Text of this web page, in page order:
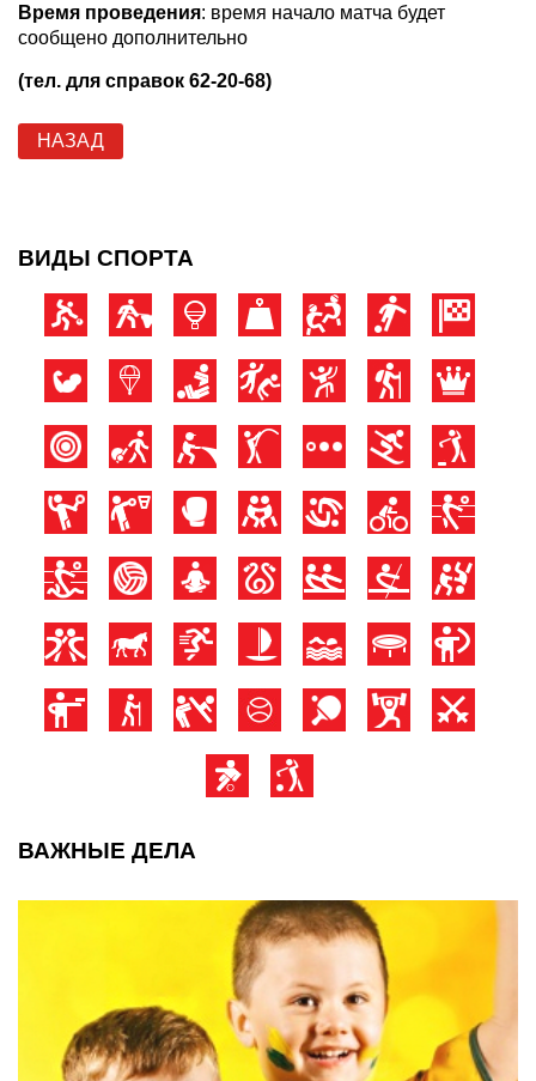
Время проведения: время начало матча будет
сообщено дополнительно
(тел. для справок 62-20-68)
НАЗАД
ВИДЫ СПОРТА
ВАЖНЫЕ ДЕЛА